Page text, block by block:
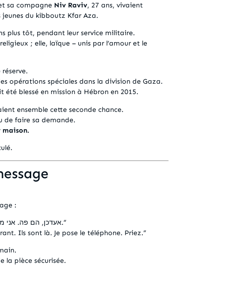
sa compagne Niv Raviv, 27 ans, vivaient
du kibboutz Kfar Aza.
plus tôt, pendant leur service militaire.
; elle, laïque – unis par l’amour et le
opérations spéciales dans la division de Gaza.
été blessé en mission à Hébron en 2015.
ensemble cette seconde chance.
de faire sa demande.
:
“אעדכן, הם פה. אני מניח את הפלאפון, תתפללו.”
Ils sont là. Je pose le téléphone. Priez.”
la pièce sécurisée.